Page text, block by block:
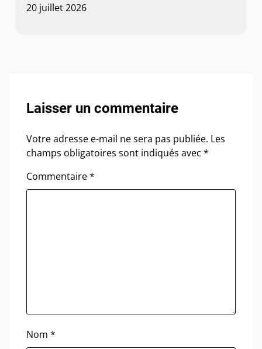
20 juillet 2026
Laisser un commentaire
Votre adresse e-mail ne sera pas publiée. Les
champs obligatoires sont indiqués avec *
Commentaire*
Nom *